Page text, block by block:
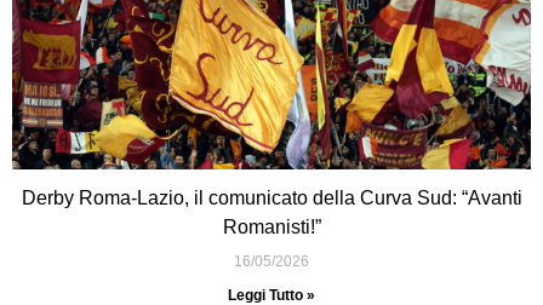
Derby Roma-Lazio, il comunicato della Curva Sud: “Avanti
Romanisti!”
16/05/2026
Leggi Tutto »